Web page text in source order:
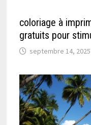
coloriage à
gratuits pour
septembre 14, 2025